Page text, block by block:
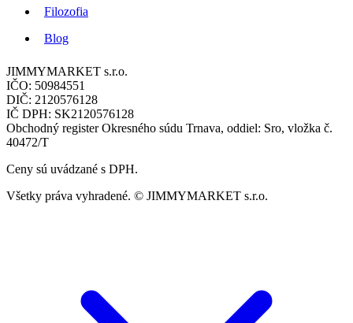
Filozofia
Blog
JIMMYMARKET s.r.o.
IČO: 50984551
DIČ: 2120576128
IČ DPH: SK2120576128
Obchodný register Okresného súdu Trnava, oddiel: Sro, vložka č.
40472/T
Ceny sú uvádzané s DPH.
Všetky práva vyhradené. © JIMMYMARKET s.r.o.